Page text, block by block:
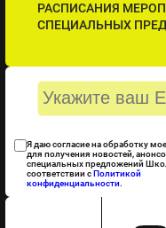
РАСПИСАНИЯ
СПЕЦИАЛЬНЫХ
Я даю согласие на обработку
для получения новостей,
специальных предложений
соответствии с Политикой
конфиденциальности.